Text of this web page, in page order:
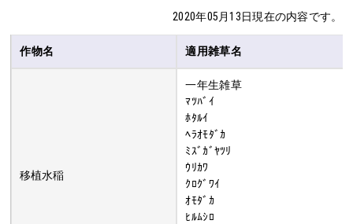
2020年05月13日現在の内容です。
作物名 適用雑草名
移植水稲
一年生雑草
ﾏﾂﾊﾞｲ
ﾎﾀﾙｲ
ﾍﾗｵﾓﾀﾞｶ
ﾐｽﾞｶﾞﾔﾂﾘ
ｳﾘｶﾜ
ｸﾛｸﾞﾜｲ
ｵﾓﾀﾞｶ
ﾋﾙﾑｼﾛ